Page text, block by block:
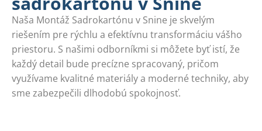
Naša Montáž Sadrokartónu v Snine je skvelým
riešením pre rýchlu a efektívnu transformáciu vášho
priestoru. S našimi odborníkmi si môžete byť istí, že
každý detail bude precízne spracovaný, pričom
využívame kvalitné materiály a moderné techniky, aby
sme zabezpečili dlhodobú spokojnosť.